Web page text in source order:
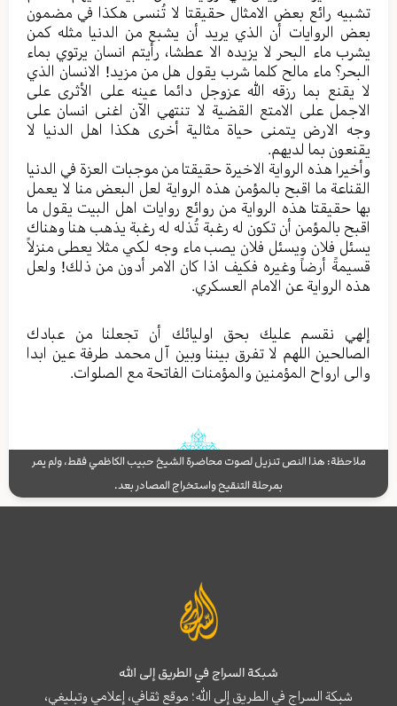
تشبیه رائع بعض الامثال حقیقتا لا تُنسی هکذا في مضمون
بعض الروایات أن الذي یرید أن یشبع من الدنیا مثله کمن
یشرب ماء البحر لا یزیده الا عطشا، رأيتم انسان یرتوي بماء
البحر؟ ماء مالح کلما شرب یقول هل من مزید! الانسان الذي
لا یقنع بما رزقه الله عزوجل دائما عینه علی الأثری علی
الاجمل علی الامتع القضیة لا تنتهي الآن اغنی انسان علی
وجه الارض یتمنی حیاة مثالیة أخری هکذا اهل الدنیا لا
یقنعون بما لدیهم.
وأخیرا هذه الروایة الاخیرة حقیقتا من موجبات العزة في الدنیا
القناعة ما اقبح بالمؤمن هذه الروایة لعل البعض منا لا یعمل
بها حقیقتا هذه الروایة من روائع روایات اهل البیت یقول ما
اقبح بالمؤمن أن تکون له رغبة تُذله له رغبة یذهب هنا وهناك
یسئل فلان ویسئل فلان یصب ماء وجه لکي مثلا یعطی منزلاً
قسیمةً أرضاً وغیره فکیف اذا کان الامر أدون من ذلك! ولعل
هذه الروایة عن الامام العسکري.
إلهي نقسم علیك بحق اولیائك أن تجعلنا من عبادك
الصالحین اللهم لا تفرق بیننا وبین آل محمد طرفة عین ابدا
والی ارواح المؤمنین والمؤمنات الفاتحة مع الصلوات.
ملاحظة: هذا النص تنزيل لصوت محاضرة الشيخ حبيب الكاظمي فقط، ولم يمر
بمرحلة التنقيح واستخراج المصادر بعد.
شبكة السراج في الطريق إلى الله
شبكة السراج في الطريق إلى الله؛ موقع ثقافي، إعلامي وتبليغي،